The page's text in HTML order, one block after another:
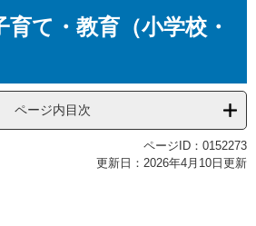
て・教育（小学校・
ページ内目次
ページID：0152273
更新日：2026年4月10日更新